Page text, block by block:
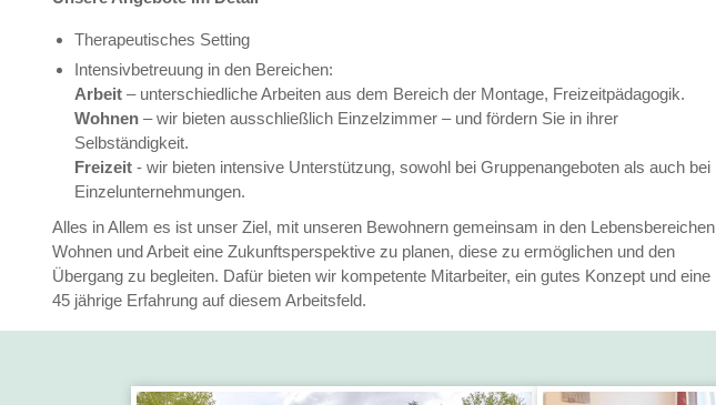
Therapeutisches Setting
Intensivbetreuung in den Bereichen:
Arbeit – unterschiedliche Arbeiten aus dem Bereich der Montage, Freizeitpädagogik.
Wohnen – wir bieten ausschließlich Einzelzimmer – und fördern Sie in ihrer
Selbständigkeit.
Freizeit - wir bieten intensive Unterstützung, sowohl bei Gruppenangeboten als auch bei
Einzelunternehmungen.
Alles in Allem es ist unser Ziel, mit unseren Bewohnern gemeinsam in den Lebensbereichen
Wohnen und Arbeit eine Zukunftsperspektive zu planen, diese zu ermöglichen und den
Übergang zu begleiten. Dafür bieten wir kompetente Mitarbeiter, ein gutes Konzept und eine
45 jährige Erfahrung auf diesem Arbeitsfeld.